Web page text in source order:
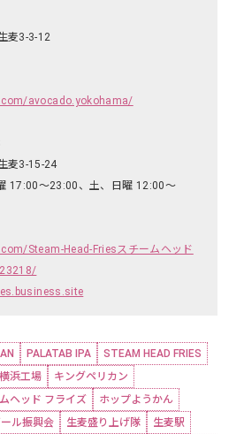
麦3-3-12
avocado.yokohama/
麦3-15-24
17:00〜23:00、土、日曜 12:00〜
Steam-Head-Friesスチームヘッド
PALATAB IPA
STEAM HEAD FRIES
浜工場
キングペリカン
ヘッド フライズ
ホップようかん
ル振興会 生麦盛り上げ隊
生麦駅